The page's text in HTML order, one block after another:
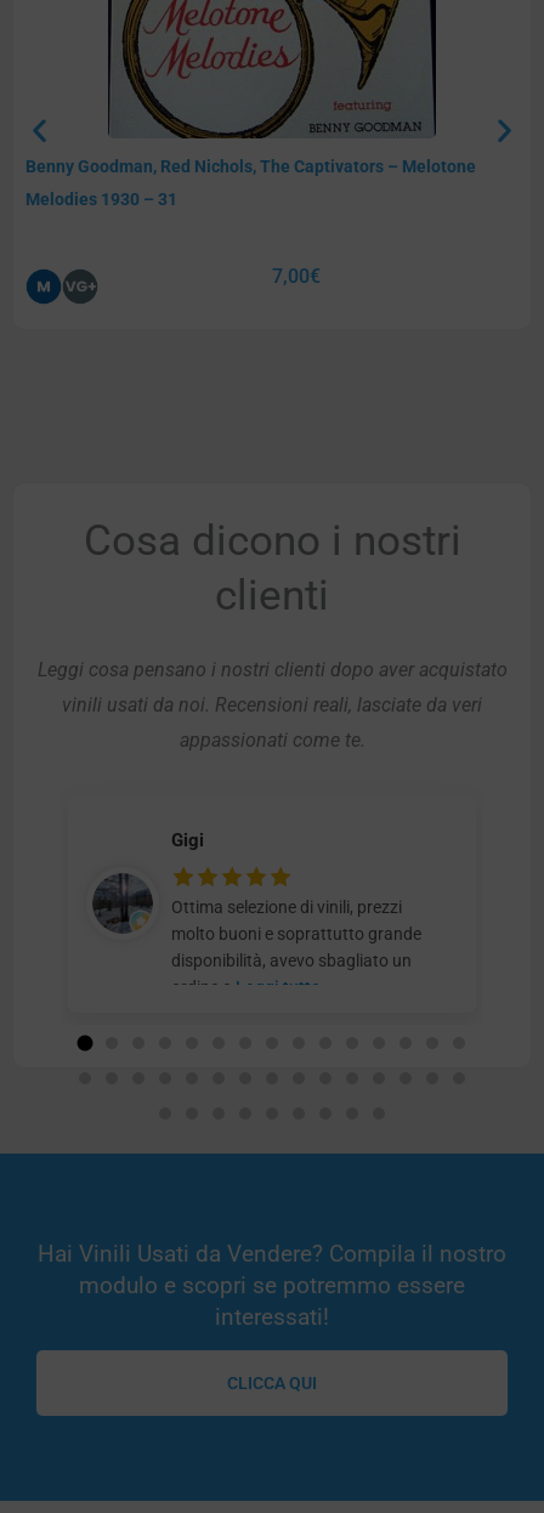
Benny Goodman, Red Nichols, The Captivators – Melotone
Melodies 1930 – 31
7,00€
Cosa dicono i nostri
clienti
Leggi cosa pensano i nostri clienti dopo aver acquistato
vinili usati da noi. Recensioni reali, lasciate da veri
appassionati come te.
Gigi
Ottima selezione di vinili, prezzi
molto buoni e soprattutto grande
disponibilità, avevo sbagliato un
ordine e Leggi tutto
Hai Vinili Usati da Vendere? Compila il nostro
modulo e scopri se potremmo essere
interessati!
CLICCA QUI